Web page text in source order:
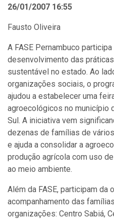
26/01/2007 16:55
Fausto Oliveira
A FASE Pernambuco
desenvolvimento das
sustentável no estado. Ao
organizações sociais, o
ajudou a estabelecer uma
agroecológicos no município
Sul. A iniciativa vem
dezenas de famílias de
e ajuda a consolidar a
produção agrícola com uso
ao meio ambiente.
Além da FASE, participam da
acompanhamento das
organizações: Centro Sabiá,